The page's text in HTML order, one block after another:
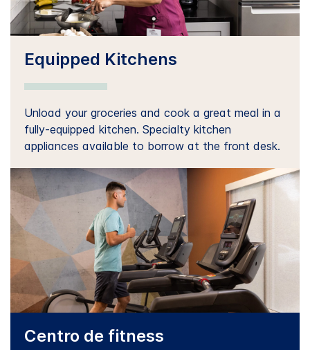
Equipped Kitchens
Unload your groceries and cook a great meal in a
fully-equipped kitchen. Specialty kitchen
appliances available to borrow at the front desk.
Centro de fitness